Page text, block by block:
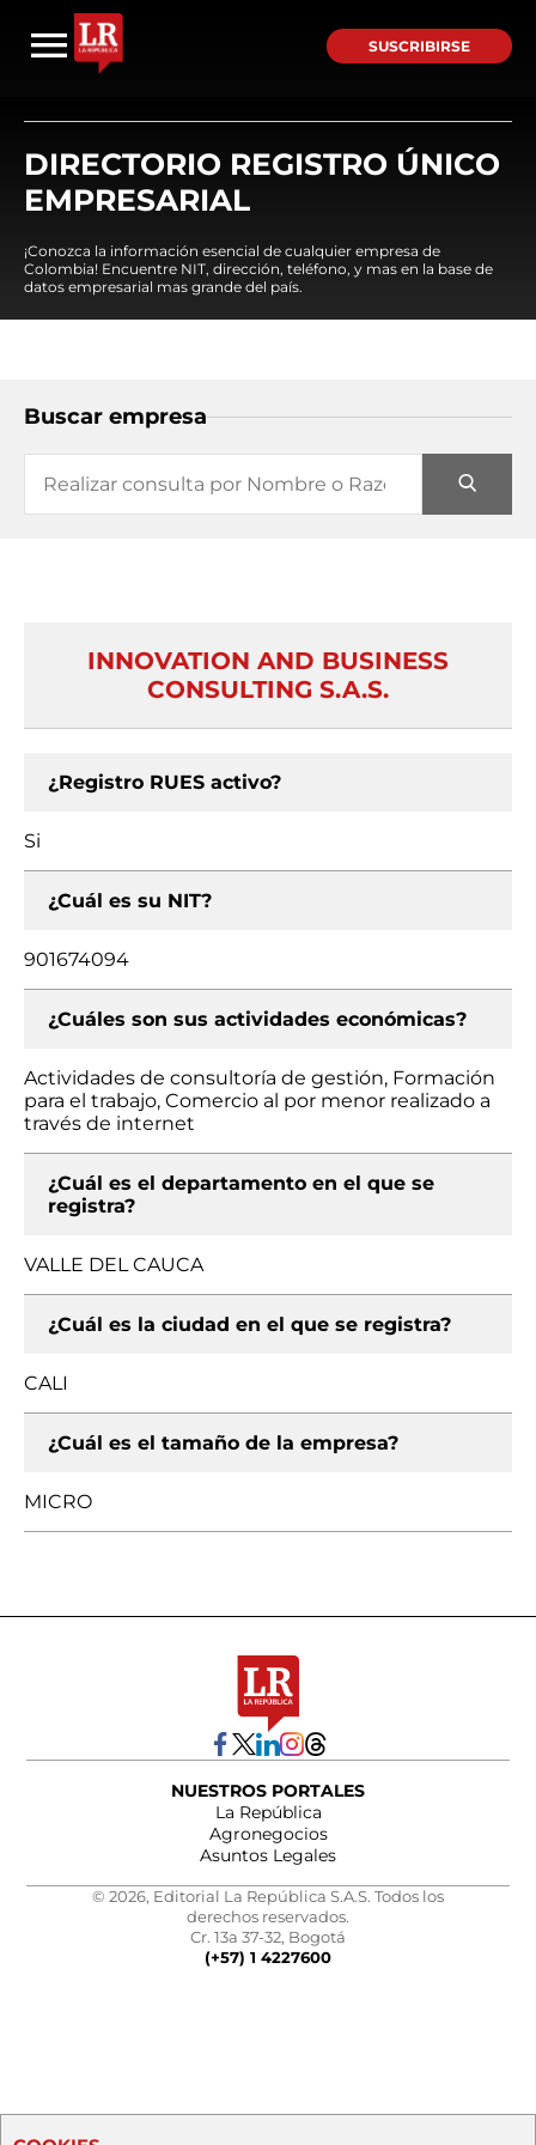
SUSCRIBIRSE
DIRECTORIO REGISTRO ÚNICO
EMPRESARIAL
¡Conozca la información esencial de cualquier empresa de
Colombia! Encuentre NIT, dirección, teléfono, y mas en la base de
datos empresarial mas grande del país.
Buscar empresa
INNOVATION AND BUSINESS
CONSULTING S.A.S.
¿Registro RUES activo?
Si
¿Cuál es su NIT?
901674094
¿Cuáles son sus actividades económicas?
Actividades de consultoría de gestión, Formación
para el trabajo, Comercio al por menor realizado a
través de internet
¿Cuál es el departamento en el que se
registra?
VALLE DEL CAUCA
¿Cuál es la ciudad en el que se registra?
CALI
¿Cuál es el tamaño de la empresa?
MICRO
NUESTROS PORTALES
La República
Agronegocios
Asuntos Legales
© 2026, Editorial La República S.A.S. Todos los
derechos reservados.
Cr. 13a 37-32, Bogotá
(+57) 1 4227600